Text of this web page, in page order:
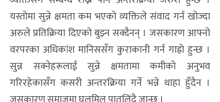
यस्तोमा सुन्ने क्षमता कम भएको व्यक्तिले संवाद गर्न खोज्दा
अरुले प्रतिक्रिया दिएको बुझ्न सक्दैनन् । जसकारण आफ्नो
वरपरका अधिकांश मानिससँग कुराकानी गर्न गाह्रो हुन्छ ।
सुन्न सक्नेहरूलाई सुन्ने क्षमतामा कमीको अनुभव
गरिरहेकासँग कसरी अन्तरक्रिया गर्ने भन्ने थाहा हुँदैन ।